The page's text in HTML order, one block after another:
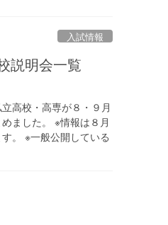
入試情報
説明会一覧
高校・高専が８・９月
ました。 ※情報は８月
。 ※一般公開している